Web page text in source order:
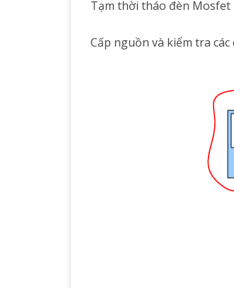
Tạm thời tháo đèn Mosfet
Cấp nguồn và kiểm tra các